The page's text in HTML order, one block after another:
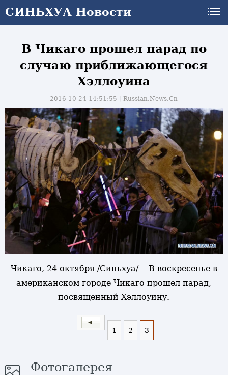
СИНЬХУА Новости
В Чикаго прошел парад по
случаю приближающегося
Хэллоуина
2016-10-24 14:51:55丨Russian.News.Cn
Чикаго, 24 октября /Синьхуа/ -- В воскресенье в
американском городе Чикаго прошел парад,
посвященный Хэллоуину.
1 2 3
Фотогалерея